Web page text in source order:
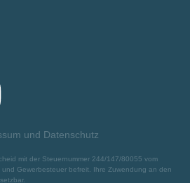
und Datenschutz
mit der Steuernummer 244/147/80055 vom
Gewerbesteuer befreit. Ihre Zuwendung an den